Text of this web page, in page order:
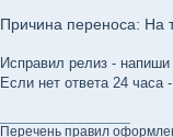
Причина переноса: На
Исправил релиз -
Если нет ответа 24
Перечень правил